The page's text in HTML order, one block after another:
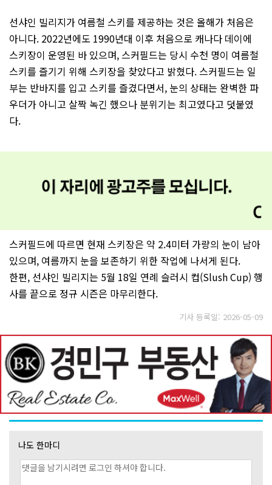
선샤인 빌리지가 여름철 스키를 제공하는 것은 올해가 처음은
아니다. 2022년에도 1990년대 이후 처음으로 캐나다 데이에
스키장이 운영된 바 있으며, 스커필드는 당시 수천 명이 여름철
스키를 즐기기 위해 스키장을 찾았다고 밝혔다. 스커필드는 일
부는 반바지를 입고 스키를 즐겼다면서, 눈의 상태는 완벽한 파
우더가 아니고 살짝 녹긴 했으나 분위기는 최고였다고 덧붙였
다.
스커필드에 따르면 현재 스키장은 약 2.4미터 가량의 눈이 남아
있으며, 여름까지 눈을 보존하기 위한 작업에 나서게 된다.
한편, 선샤인 빌리지는 5월 18일 연례 슬러시 컵(Slush Cup) 행
사를 끝으로 정규 시즌은 마무리한다.
기사 등록일: 2026-05-09
나도 한마디